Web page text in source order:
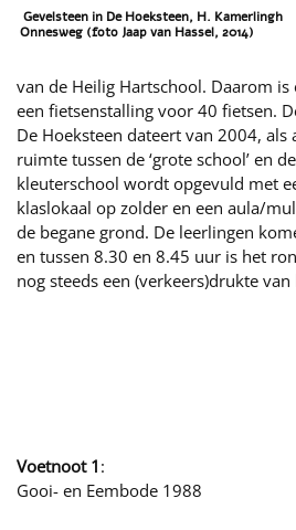
Gevelsteen in De Hoeksteen, H. Kamerlingh
Onnesweg (foto Jaap van Hassel, 2014)
van de Heilig Hartschool. Daarom is
een fietsenstalling voor 40 fietsen.
De Hoeksteen dateert van 2004, als
ruimte tussen de ‘grote school’ en
kleuterschool wordt opgevuld met
klaslokaal op zolder en een aula/
de begane grond. De leerlingen
en tussen 8.30 en 8.45 uur is het
nog steeds een (verkeers)drukte van
Voetnoot 1 :
Gooi- en Eembode 1988